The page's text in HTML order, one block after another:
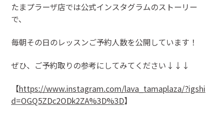
たまプラーザ店では公式インスタグラムのストーリー
で、
毎朝その日のレッスンご予約人数を公開しています！
ぜひ、ご予約取りの参考にしてみてください↓↓↓
【https://www.instagram.com/lava_tamaplaza/?igshi
d=OGQ5ZDc2ODk2ZA%3D%3D】